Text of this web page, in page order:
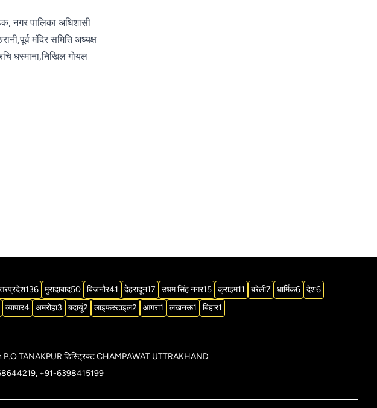
नगर पालिका अधिशासी
मंदिर समिति अध्यक्ष
धस्माना,निखिल गोयल
136 मुरादाबाद50 बिजनौर41 देहरादून17 उधम सिंह नगर15 क्राइम11 बरेली7 धार्मिक6 देश6
व्यापार4 अमरोहा3 बदायूं2 लाइफस्टाइल2 आगरा1 लखनऊ1 बिहार1
TANAKPUR डिस्ट्रिक्ट CHAMPAWAT UTTRAKHAND
+91-6398415199